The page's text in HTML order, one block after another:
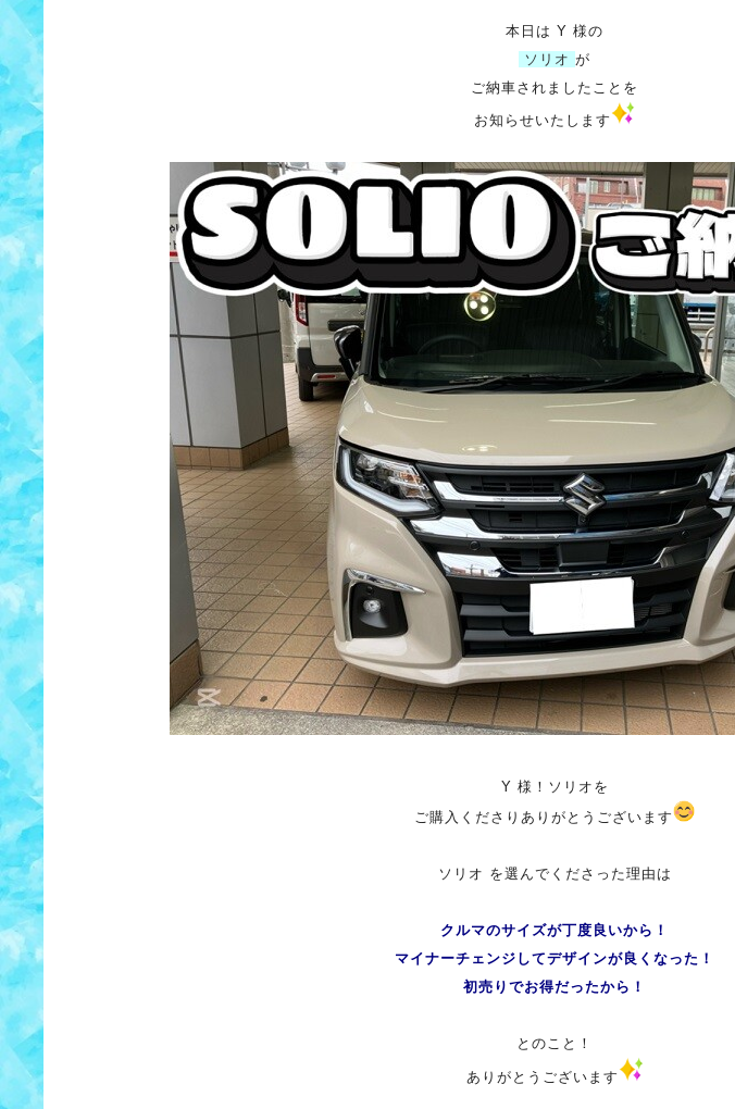
本日は Y 様の
ソリオ が
ご納車されましたことを
お知らせいたします
Y 様！ ソリオを
ご購入くださりありがとうございます
ソリオ を選んでくださった理由は
クルマのサイズが丁度良いから！
マイナーチェンジしてデザインが良くなった！
初売りでお得だったから！
とのこと！
ありがとうございます